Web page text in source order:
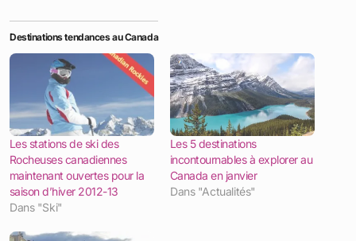
Destinations tendances au Canada
Les stations de ski des
Rocheuses canadiennes
maintenant ouvertes pour la
saison d’hiver 2012-13
Dans "Ski"
Les 5 destinations
incontournables à explorer au
Canada en janvier
Dans "Actualités"